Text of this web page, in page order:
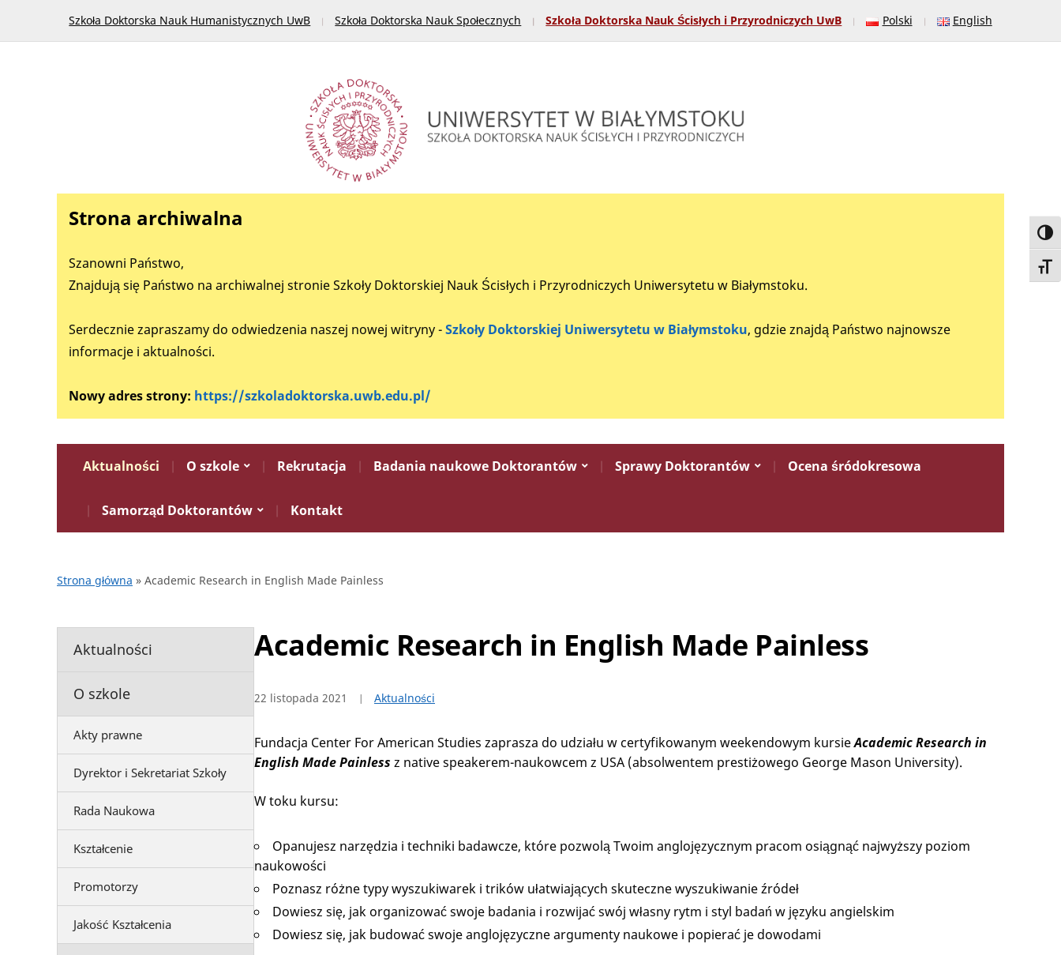
Szkoła Doktorska Nauk Humanistycznych UwB Szkoła Doktorska Nauk Społecznych Szkoła Doktorska Nauk Ścisłych i Przyrodniczych UwB Polski English
Strona archiwalna
Szanowni Państwo,
Znajdują się Państwo na archiwalnej stronie Szkoły Doktorskiej Nauk Ścisłych i Przyrodniczych Uniwersytetu w Białymstoku.
Serdecznie zapraszamy do odwiedzenia naszej nowej witryny -Szkoły Doktorskiej Uniwersytetu w Białymstoku, gdzie znajdą Państwo najnowsze
informacje i aktualności.
Nowy adres strony: https://szkoladoktorska.uwb.edu.pl/
Aktualności O szkole Rekrutacja Badania naukowe Doktorantów Sprawy Doktorantów Ocena śródokresowa
Samorząd Doktorantów Kontakt
Strona główna » Academic Research in English Made Painless
Aktualności
O szkole
Akty prawne
Dyrektor i Sekretariat Szkoły
Rada Naukowa
Kształcenie
Promotorzy
Jakość Kształcenia
Academic Research in English Made Painless
22 listopada 2021 Aktualności
Fundacja Center For American Studies zaprasza do udziału w certyfikowanym weekendowym kursieAcademic Research in
English Made Painless z native speakerem-naukowcem z USA (absolwentem prestiżowego George Mason University).
W toku kursu:
Opanujesz narzędzia i techniki badawcze, które pozwolą Twoim anglojęzycznym pracom osiągnąć najwyższy poziom
naukowości
Poznasz różne typy wyszukiwarek i trików ułatwiających skuteczne wyszukiwanie źródeł
Dowiesz się, jak organizować swoje badania i rozwijać swój własny rytm i styl badań w języku angielskim
Dowiesz się, jak budować swoje anglojęzyczne argumenty naukowe i popierać je dowodami